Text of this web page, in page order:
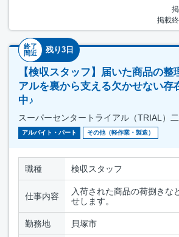
掲載
終了
間近
残り3日
【検収スタッフ】届いた商品の
アルを裏から支える欠かせない存
中♪
スーパーセンタートライアル（TRIAL）
アルバイト・パート その他（軽作業・製造）
職種 検収スタッフ
仕事内容
入荷された商品の荷捌きな
せします。
勤務地 貝塚市